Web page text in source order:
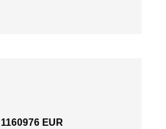
1160976 EUR